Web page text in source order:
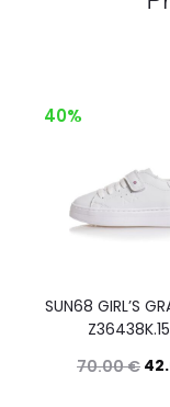
40%
SUN68 GIRL’S
70.00€